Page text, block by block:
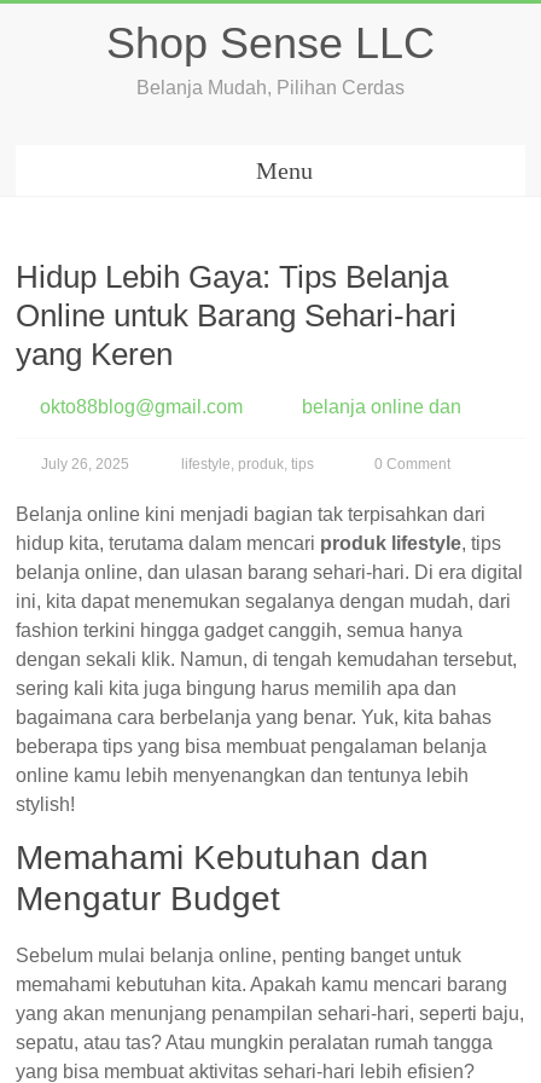
Shop Sense LLC
Belanja Mudah, Pilihan Cerdas
Menu
Hidup Lebih Gaya: Tips Belanja
Online untuk Barang Sehari-hari
yang Keren
okto88blog@gmail.com belanja online dan
July 26, 2025 lifestyle,produk,tips 0 Comment
Belanja online kini menjadi bagian tak terpisahkan dari hidup
kita, terutama dalam mencariproduk lifestyle, tips belanja
online, dan ulasan barang sehari-hari. Di era digital ini, kita
dapat menemukan segalanya dengan mudah, dari fashion
terkini hingga gadget canggih, semua hanya dengan sekali
klik. Namun, di tengah kemudahan tersebut, sering kali kita
juga bingung harus memilih apa dan bagaimana cara
berbelanja yang benar. Yuk, kita bahas beberapa tips yang
bisa membuat pengalaman belanja online kamu lebih
menyenangkan dan tentunya lebih stylish!
Memahami Kebutuhan dan
Mengatur Budget
memahami kebutuhan kita. Apakah kamu mencari barang
yang akan menunjang penampilan sehari-hari, seperti baju,
sepatu, atau tas? Atau mungkin peralatan rumah tangga
yang bisa membuat aktivitas sehari-hari lebih efisien?
Identifikasi dulu apa yang kamu butuhkan supaya tidak